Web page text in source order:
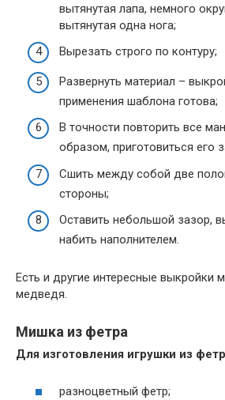
вытянутая лапа, немного
вытянутая одна нога;
Вырезать строго по контуру;
Развернуть материал –
применения шаблона готова;
В точности повторить все
образом, приготовиться его
Сшить между собой две
стороны;
Оставить небольшой зазор,
набить наполнителем.
Есть и другие интересные выкройки
медведя.
Мишка из фетра
Для изготовления игрушки из
разноцветный фетр;